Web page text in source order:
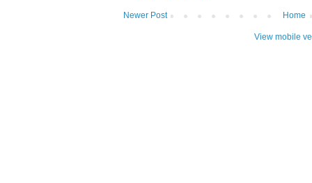
Newer Post Home
View mobile